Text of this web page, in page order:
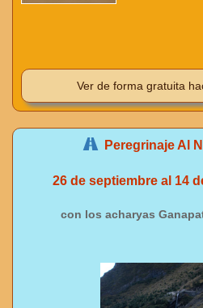
Ver de forma gratuita
Peregrinaje Al
26 de septiembre al 14
con los acharyas